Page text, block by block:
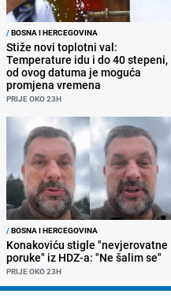
/BOSNA I HERCEGOVINA
Stiže novi toplotni val:
Temperature idu i do 40 stepeni,
od ovog datuma je moguća
promjena vremena
PRIJE OKO 23H
/BOSNA I HERCEGOVINA
Konakoviću stigle "nevjerovatne
poruke" iz HDZ-a: "Ne šalim se"
PRIJE OKO 23H